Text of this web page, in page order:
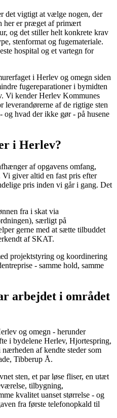
det vigtigt at vælge nogen, der
her er præget af primært
og det stiller helt konkrete krav
stenformat og fugemateriale.
hospital og et vartegn for
i Herlev og omegn siden
fugereparationer i bymidten
Vi kender Herlev Kommunes
leverandørerne af de rigtige sten
hvad der ikke gør - på husene
i Herlev?
af opgavens omfang,
giver altid en fast pris efter
pris inden vi går i gang. Det
fra i skat via
særligt på
gerne med at sætte tilbuddet
af SKAT.
projektstyring og koordinering
- samme hold, samme
arbejdet i området
og omegn - herunder
i bydelene Herlev, Hjortespring,
af kendte steder som
Tibberup Å.
sten, et par løse fliser, en utæt
tilbygning,
kvalitet uanset størrelse - og
fra første telefonopkald til